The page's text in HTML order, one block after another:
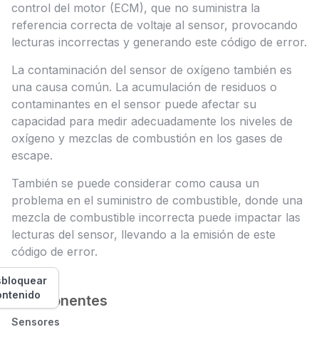
control del motor (ECM), que no suministra la
referencia correcta de voltaje al sensor, provocando
lecturas incorrectas y generando este código de error.
La contaminación del sensor de oxígeno también es
una causa común. La acumulación de residuos o
contaminantes en el sensor puede afectar su
capacidad para medir adecuadamente los niveles de
oxígeno y mezclas de combustión en los gases de
escape.
También se puede considerar como causa un
problema en el suministro de combustible, donde una
mezcla de combustible incorrecta puede impactar las
lecturas del sensor, llevando a la emisión de este
código de error.
Componentes
Sensores